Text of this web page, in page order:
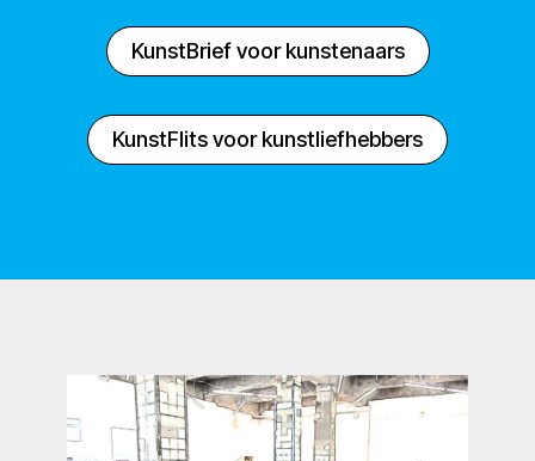
KunstBrief voor kunstenaars
KunstFlits voor kunstliefhebbers